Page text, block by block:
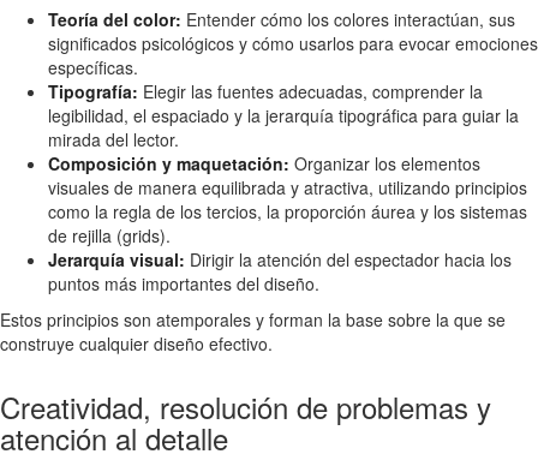
Teoría del color: Entender cómo los colores interactúan, sus
significados psicológicos y cómo usarlos para evocar emociones
específicas.
Tipografía: Elegir las fuentes adecuadas, comprender la
legibilidad, el espaciado y la jerarquía tipográfica para guiar la
mirada del lector.
Composición y maquetación: Organizar los elementos
visuales de manera equilibrada y atractiva, utilizando principios
como la regla de los tercios, la proporción áurea y los sistemas
de rejilla (grids).
Jerarquía visual: Dirigir la atención del espectador hacia los
puntos más importantes del diseño.
Estos principios son atemporales y forman la base sobre la que se
construye cualquier diseño efectivo.
Creatividad, resolución de problemas y
atención al detalle